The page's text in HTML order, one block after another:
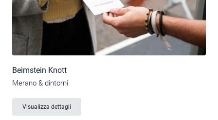
Beimstein Knott
Merano & dintorni
Visualizza dettagli